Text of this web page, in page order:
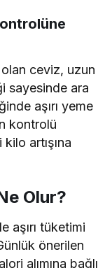
ceviz, uzun
sayesinde ara
aşırı yeme
kontrolü
artışına
Olur?
aşırı tüketimi
önerilen
alımına bağlı